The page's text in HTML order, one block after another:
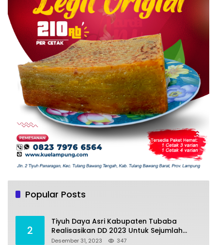
Popular Posts
Pembangunan
Juli 4, 2022
2
Tiyuh Daya Asri Kabupaten Tubaba
Realisasikan DD 2023 Untuk Sejumlah
Program Pembangunan
Desember 31, 2023 347